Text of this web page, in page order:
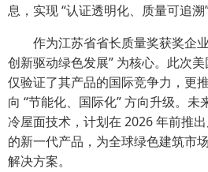
息，实现 “认证透明化、质量可追溯”
作为江苏省省长质量奖获奖企业
创新驱动绿色发展” 为核心。此次
仅验证了其产品的国际竞争力，更
向 “节能化、国际化” 方向升级。
冷屋面技术，计划在 2026 年前推
的新一代产品，为全球绿色建筑市
解决方案。